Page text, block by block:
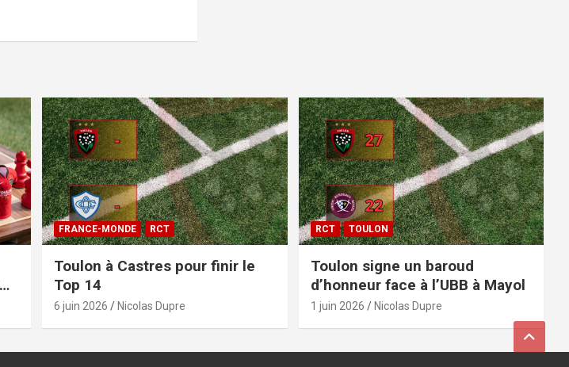
FRANCE-MONDE RCT
Toulon à Castres pour finir le
Top 14
6 juin 2026 Nicolas Dupre
RCT TOULON
Toulon signe un baroud
d’honneur face à l’UBB à Mayol
1 juin 2026 Nicolas Dupre